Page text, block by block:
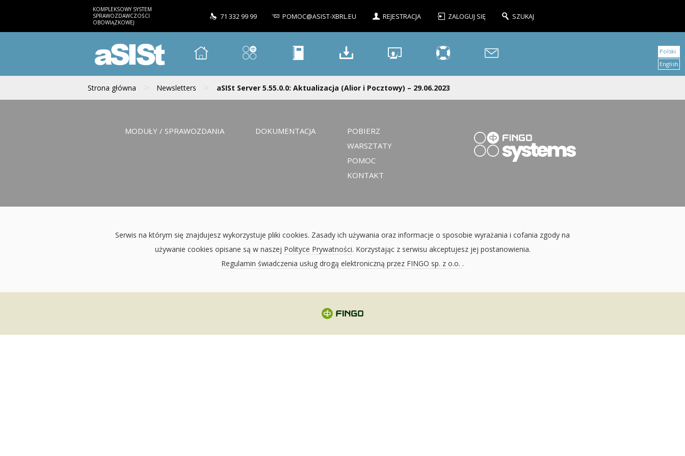
KOMPLEKSOWY SYSTEM
SPRAWOZDAWCZOŚCI
OBOWIĄZKOWEJ
71 332 99 99 POMOC@ASIST-XBRL.EU REJESTRACJA ZALOGUJ SIĘ SZUKAJ
aSISt
Strona główna > Newsletters > aSISt Server 5.55.0.0: Aktualizacja (Alior i Pocztowy) – 29.06.2023
Polski
English
MODUŁY / SPRAWOZDANIA DOKUMENTACJA
POBIERZ
WARSZTATY
POMOC
KONTAKT
Serwis na którym się znajdujesz wykorzystuje pliki cookies. Zasady ich używania oraz informacje o sposobie wyrażania i cofania zgody na
używanie cookies opisane są w naszej Polityce Prywatności. Korzystając z serwisu akceptujesz jej postanowienia.
Regulamin świadczenia usług drogą elektroniczną przez FINGO sp. z o.o. .